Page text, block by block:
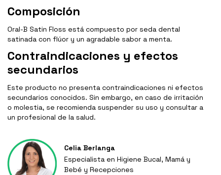
Composición
Oral-B Satin Floss está compuesto por seda dental
satinada con flúor y un agradable sabor a menta.
Contraindicaciones y efectos
secundarios
Este producto no presenta contraindicaciones ni efectos
secundarios conocidos. Sin embargo, en caso de irritación
o molestia, se recomienda suspender su uso y consultar a
un profesional de la salud.
Celia Berlanga
Especialista en Higiene Bucal, Mamá y
Bebé y Recepciones